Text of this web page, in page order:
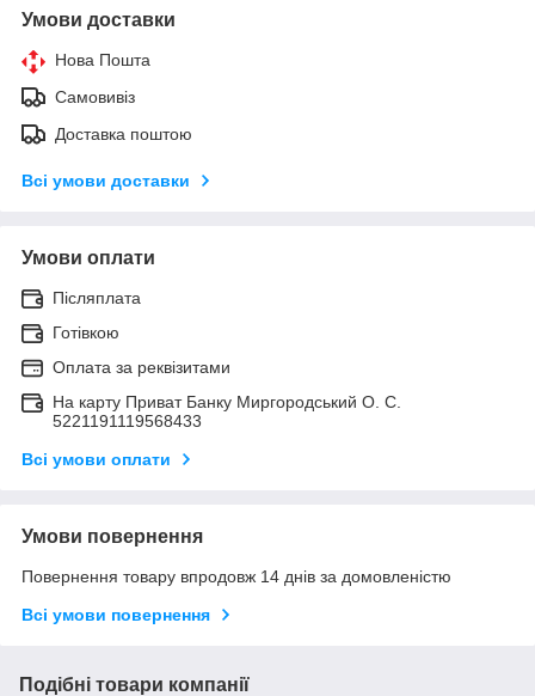
Умови доставки
Нова Пошта
Самовивіз
Доставка поштою
Всі умови доставки
Умови оплати
Післяплата
Готівкою
Оплата за реквізитами
На карту Приват Банку Миргородський О. С.
5221191119568433
Всі умови оплати
Умови повернення
Повернення товару впродовж 14 днів за домовленістю
Всі умови повернення
Подібні товари компанії